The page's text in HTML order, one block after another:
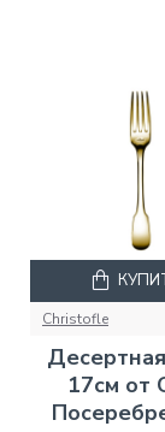
Christofle
17см от